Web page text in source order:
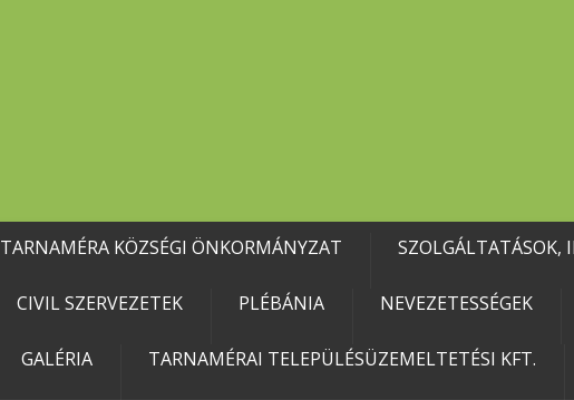
TARNAMÉRA KÖZSÉGI ÖNKORMÁNYZAT SZOLGÁLTATÁSOK,
CIVIL SZERVEZETEK PLÉBÁNIA NEVEZETESSÉGEK
GALÉRIA TARNAMÉRAI TELEPÜLÉSÜZEMELTETÉSI KFT.